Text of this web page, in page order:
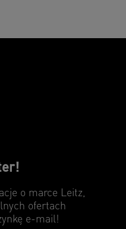
o marce Leitz,
ofertach
e-mail!